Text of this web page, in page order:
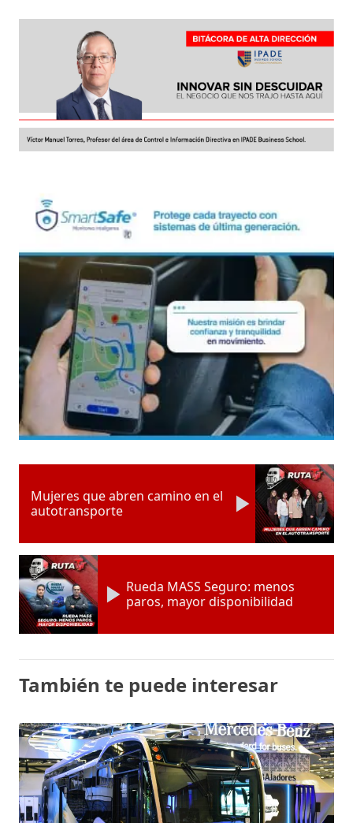
Mujeres que abren camino en el
autotransporte
Rueda MASS Seguro: menos
paros, mayor disponibilidad
También te puede interesar